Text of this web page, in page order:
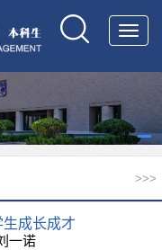
>>>
成长成才
一诺